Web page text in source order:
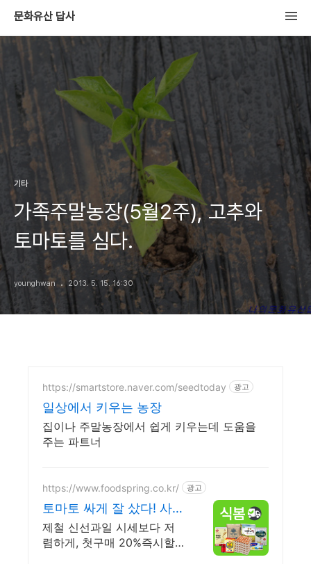
문화유산 답사
기타
가족주말농장(5월2주), 고추와
토마토를 심다.
younghwan 2013. 5. 15. 16:30
https://smartstore.naver.com/seedtoday 광고
일상에서 키우는 농장
집이나 주말농장에서 쉽게 키우는데 도움을
주는 파트너
https://www.foodspring.co.kr/ 광고
토마토 싸게 잘 샀다! 사업
자 전용 특가
제철 신선과일 시세보다 저
렴하게, 첫구매 20%즉시할